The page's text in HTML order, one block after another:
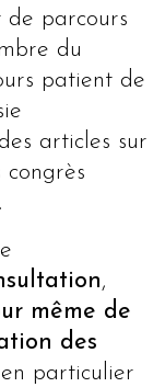
de parcours
du
patient de
articles sur
,
même de
des
particulier